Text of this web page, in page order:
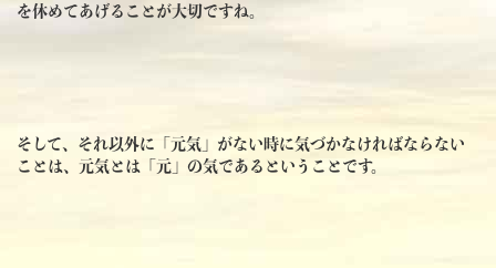
を休めてあげることが大切ですね。
そして、それ以外に「元気」がない時に気づかなければならない
ことは、元気とは「元」の気であるということです。